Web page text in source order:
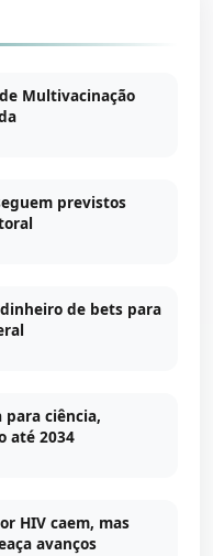
Multivacinação
previstos
de bets para
ciência,
até 2034
HIV caem, mas
avanços